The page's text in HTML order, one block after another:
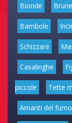
Bionde Brune
Bambole
Schizzare
Casalinghe
piccole Tette
Amanti del fumo